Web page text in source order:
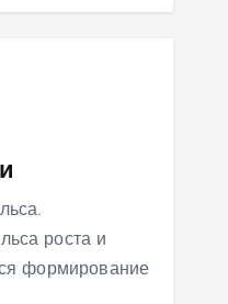
роста и
формирование